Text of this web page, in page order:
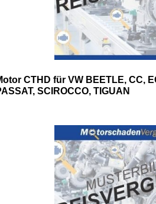
CTHD für VW BEETLE, CC,
SCIROCCO, TIGUAN